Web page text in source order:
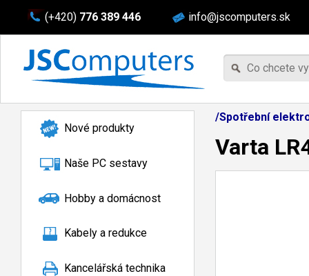
(+420) 776 389 446 info@jscomputers.sk
Nové produkty
Naše PC sestavy
Hobby a domácnost
Kabely a redukce
Kancelářská technika
/Spotřební
Varta